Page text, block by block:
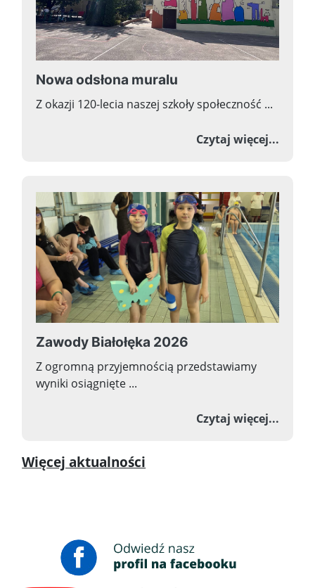
Nowa odsłona muralu
Z okazji 120-lecia naszej szkoły społeczność ...
Czytaj więcej...o
Zawody Białołęka 2026
Z ogromną przyjemnością przedstawiamy
wyniki osiągnięte ...
Czytaj więcej...o
Więcej aktualności